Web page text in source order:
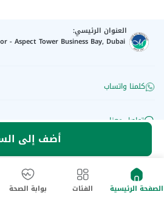
أضف إلى
العنوان الرئيسي:
- Aspect Tower Business Bay, Dubai
كلمنا واتساب
تواصل معنا
©
2026
myAster. جميع الحقوق
الصفحة الرئيسية الفئات بوابة الصحة